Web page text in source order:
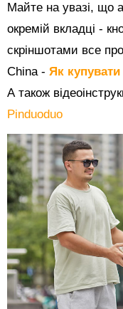
Майте на увазі, що
окремій вкладці -
скріншотами все
China - Як
А також
Pinduoduo